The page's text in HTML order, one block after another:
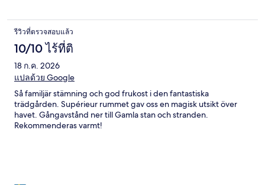
รีวิวที่ตรวจสอบแล้ว
10/10 ไร้ที่ติ
18 ก.ค. 2026
แปลด้วย Google
Så familjär stämning och god frukost i den fantastiska
trädgården. Supérieur rummet gav oss en magisk utsikt över
havet. Gångavstånd ner till Gamla stan och stranden.
Rekommenderas varmt!